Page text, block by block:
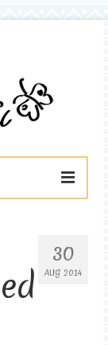
30
AUG 2014